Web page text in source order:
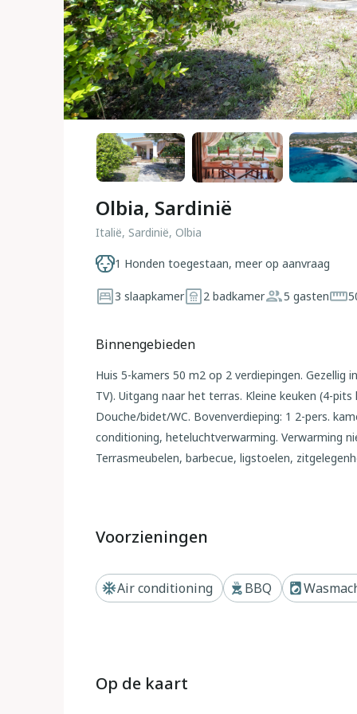
Olbia, Sardinië
Italië, Sardinië, Olbia
1 Honden toegestaan, meer op aanvraag
3 slaapkamer 2 badkamer 5 gasten
Binnengebieden
Huis 5-kamers 50 m2 op 2 verdiepingen.
TV). Uitgang naar het terras. Kleine keuken (4-
Douche/bidet/WC. Bovenverdieping: 1 2-pers.
conditioning, heteluchtverwarming. Verwarming
Terrasmeubelen, barbecue, ligstoelen,
Olbia, zonnige ligging in een woonwijk, 350 m
(omheind), planten en bomen, mooie tuin ter
Voorzieningen
Air conditioning BBQ
Op de kaart